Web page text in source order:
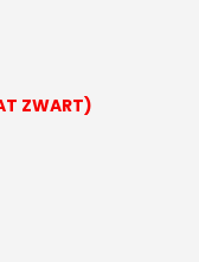
ZWART)